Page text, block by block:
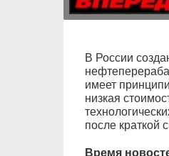
В России
имеет
низкая
после краткой
Время